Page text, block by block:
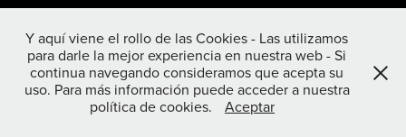
Y aquí viene el rollo de las Cookies - Las utilizamos
para darle la mejor experiencia en nuestra web - Si
continua navegando consideramos que acepta su
uso. Para más información puede acceder a nuestra
política de cookies.
Aceptar